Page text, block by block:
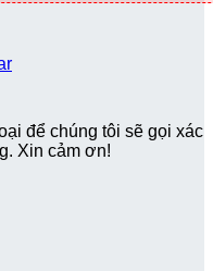
để chúng tôi sẽ gọi xác
Xin cảm ơn!